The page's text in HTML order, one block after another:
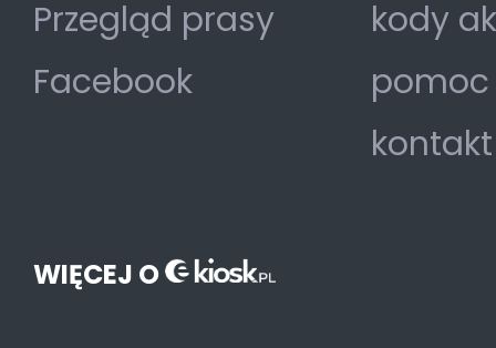
Przegląd prasy
Facebook
kody
pomoc
kontakt
WIĘCEJ O